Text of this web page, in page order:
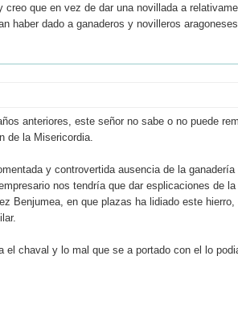
que en vez de dar una novillada a
haber dado a ganaderos y novilleros aragoneses.
anteriores, este señor no sabe o no puede
de la Misericordia.
y controvertida ausencia de la
nos tendría que dar esplicaciones de
Benjumea, en que plazas ha lidiado este
el chaval y lo mal que se a portado con el lo